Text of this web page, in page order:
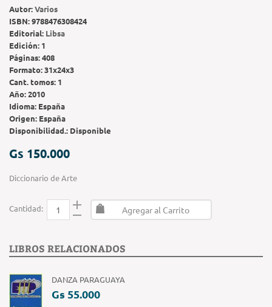
Autor:Varios
ISBN:9788476308424
Editorial: Libsa
Edición: 1
Páginas:408
Formato:31x24x3
Cant. tomos: 1
Año:2010
Idioma: España
Origen: España
Disponibilidad.: Disponible
Gs 150.000
Diccionario de Arte
Cantidad: Agregar al Carrito
LIBROS RELACIONADOS
DANZA PARAGUAYA
Gs 55.000